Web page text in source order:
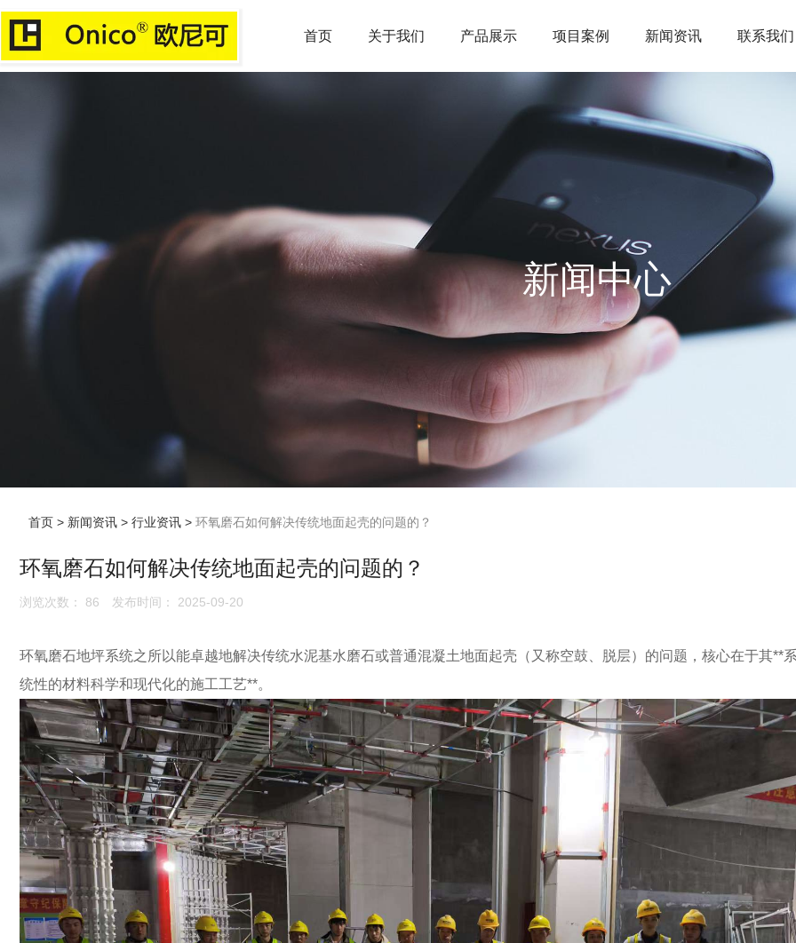
首页 关于我们 产品展示 项目案例 新闻资讯 联系我们
新闻中心
首页 > 新闻资讯 > 行业资讯 > 环氧磨石如何解决传统地面起壳的问题的？
环氧磨石如何解决传统地面起壳的问题的？
浏览次数： 86 发布时间： 2025-09-20
环氧磨石地坪系统之所以能卓越地解决传统水泥基水磨石或普通混凝土地面起壳（又称空鼓、脱层）的问题，核心在于其**
统性的材料科学和现代化的施工工艺**。